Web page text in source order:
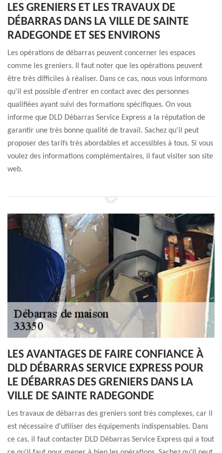
LES GRENIERS ET LES TRAVAUX DE
DÉBARRAS DANS LA VILLE DE SAINTE
RADEGONDE ET SES ENVIRONS
Les opérations de débarras peuvent concerner les espaces
comme les greniers. Il faut noter que les opérations peuvent
être très difficiles à réaliser. Dans ce cas, nous vous informons
qu'il est possible d'entrer en contact avec des personnes
qualifiées ayant suivi des formations spécifiques. On vous
informe que DLD Débarras Service Express a la réputation de
garantir une très bonne qualité de travail. Sachez qu'il peut
proposer des tarifs très abordables et accessibles à tous. Si vous
voulez des informations complémentaires, il faut visiter son site
web.
LES AVANTAGES DE FAIRE CONFIANCE À
DLD DÉBARRAS SERVICE EXPRESS POUR
LE DÉBARRAS DES GRENIERS DANS LA
VILLE DE SAINTE RADEGONDE
Les travaux de débarras des greniers sont très complexes, car il
est nécessaire d'utiliser des équipements indispensables. Dans
ce cas, il faut contacter DLD Débarras Service Express qui a tout